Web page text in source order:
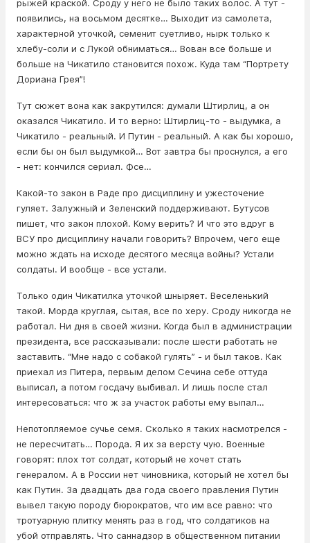
рыжей краской. Сроду у него не было таких волос. А тут -
появились, на восьмом десятке… Выходит из самолета,
характерной уточкой, семенит суетливо, нырк только к
хлебу-соли и с Лукой обниматься… Вован все больше и
больше на Чикатило становится похож. Куда там “Портрету
Дориана Грея”!
Тут сюжет вона как закрутился: думали Штирлиц, а он
оказался Чикатило. И то верно: Штирлиц-то - выдумка, а
Чикатило - реальный. И Путин - реальный. А как бы хорошо,
если бы он был выдумкой… Вот завтра бы проснулся, а его
- нет: кончился сериал. Фсе…
Какой-то закон в Раде про дисциплину и ужесточение
гуляет. Залужный и Зеленский поддерживают. Бутусов
пишет, что закон плохой. Кому верить? И что это вдруг в
ВСУ про дисциплину начали говорить? Впрочем, чего еще
можно ждать на исходе десятого месяца войны? Устали
солдаты. И вообще - все устали.
Только один Чикатилка уточкой шныряет. Веселенький
такой. Морда круглая, сытая, все по херу. Сроду никогда не
работал. Ни дня в своей жизни. Когда был в администрации
президента, все рассказывали: после шести работать не
заставить. “Мне надо с собакой гулять” - и был таков. Как
приехал из Питера, первым делом Сечина себе оттуда
выписал, а потом госдачу выбивал. И лишь после стал
интересоваться: что ж за участок работы ему выпал…
Непотопляемое сучье семя. Сколько я таких насмотрелся -
не пересчитать… Порода. Я их за версту чую. Военные
говорят: плох тот солдат, который не хочет стать
генералом. А в России нет чиновника, который не хотел бы
как Путин. За двадцать два года своего правления Путин
вывел такую породу бюрократов, что им все равно: что
тротуарную плитку менять раз в год, что солдатиков на
убой отправлять. Что саннадзор в общественном питании